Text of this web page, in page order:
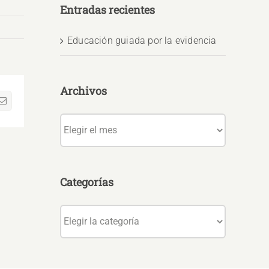
Correo
Entradas recientes
Educación guiada por la evidencia
Archivos
Categorías